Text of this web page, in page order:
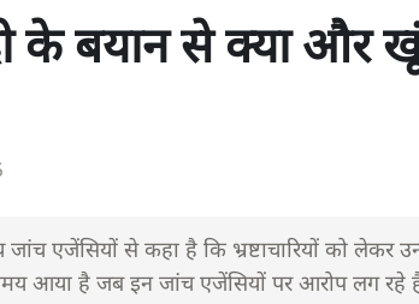
के बयान से क्या और
जांच एजेंसियों से कहा है कि भ्रष्टाचारियों को लेकर
आया है जब इन जांच एजेंसियों पर आरोप लग रहे हैं